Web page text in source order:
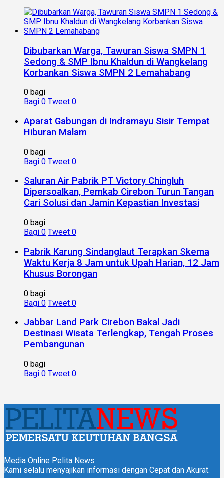
Dibubarkan Warga, Tawuran Siswa SMPN 1
Sedong & SMP Ibnu Khaldun di Wangkelang
Korbankan Siswa SMPN 2 Lemahabang
0 bagi
Bagi 0 Tweet 0
Aparat Gabungan di Indramayu Sisir Tempat
Hiburan Malam
0 bagi
Bagi 0 Tweet 0
Saluran Air Pabrik PT Victory Chingluh
Dipersoalkan, Pemkab Cirebon Turun Tangan
Cari Solusi dan Jamin Kepastian Investasi
0 bagi
Bagi 0 Tweet 0
Pabrik Karung Sindanglaut Terapkan Skema
Waktu Kerja 8 Jam untuk Upah Harian, 12 Jam
Khusus Borongan
0 bagi
Bagi 0 Tweet 0
Jabbar Land Park Cirebon Bakal Jadi
Destinasi Wisata Terlengkap, Tengah Proses
Pembangunan
0 bagi
Bagi 0 Tweet 0
Media Online Pelita News
Kami selalu menyajikan informasi dengan Cepat dan Akurat.